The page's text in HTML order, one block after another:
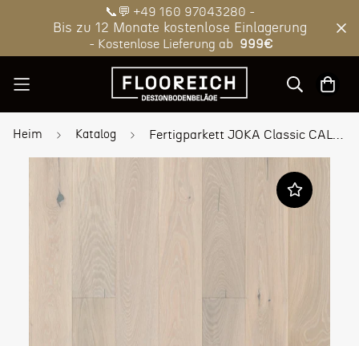
📞💬 +49 160 97043280 -
Bis zu 12 Monate kostenlose Einlagerung
- Kostenlose Lieferung ab 999€
Heim Katalog